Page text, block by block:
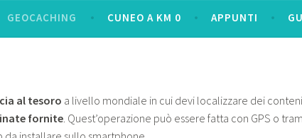
GEOCACHING CUNEO A KM 0 APPUNTI
al tesoro a livello mondiale in cui devi localizzare dei
fornite. Quest’operazione può essere fatta con GPS o